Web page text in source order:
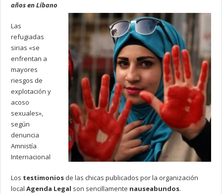
años en Líbano
Las
refugiadas
sirias «se
enfrentan a
mayores
riesgos de
explotación y
acoso
sexuales»,
según
denuncia
Amnistía
Internacional
Los testimonios de las chicas publicados por la organización
localAgenda Legal son sencillamente nauseabundos.